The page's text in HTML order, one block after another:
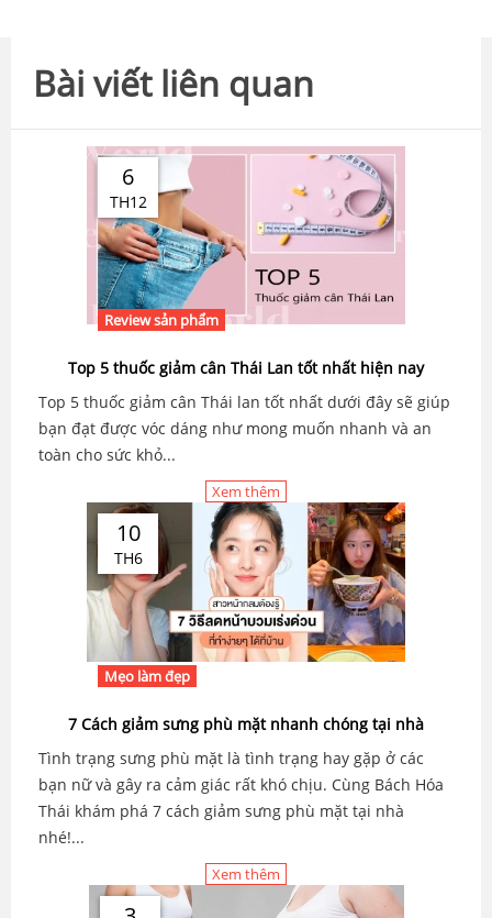
Bài viết liên quan
6
TH12
Review sản phẩm
Top 5 thuốc giảm cân Thái Lan tốt nhất hiện nay
Top 5 thuốc giảm cân Thái lan tốt nhất dưới đây sẽ giúp
bạn đạt được vóc dáng như mong muốn nhanh và an
toàn cho sức khỏ...
Xem thêm
10
TH6
Mẹo làm đẹp
7 Cách giảm sưng phù mặt nhanh chóng tại nhà
Tình trạng sưng phù mặt là tình trạng hay gặp ở các
bạn nữ và gây ra cảm giác rất khó chịu. Cùng Bách Hóa
Thái khám phá 7 cách giảm sưng phù mặt tại nhà
nhé!...
Xem thêm